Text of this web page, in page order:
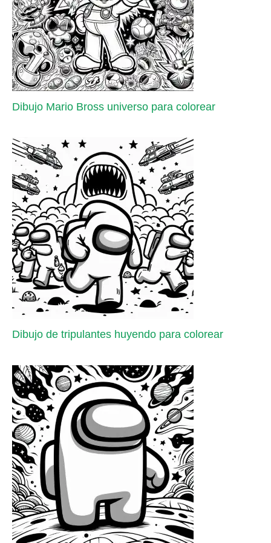
Dibujo Mario Bross universo para colorear
Dibujo de tripulantes huyendo para colorear